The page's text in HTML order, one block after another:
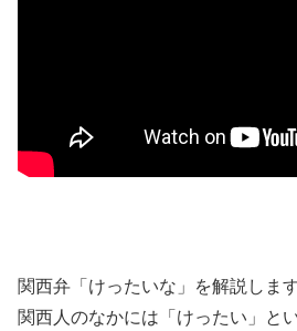
関西弁「けったいな」を解説します
関西人のなかには「けったい」と